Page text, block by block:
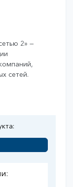
2» —
сетей.